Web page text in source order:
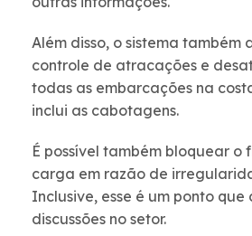
Além disso, o sistema também
controle de atracações e
todas as embarcações na
inclui as cabotagens.
É possível também bloquear o
carga em razão de
Inclusive, esse é um ponto que
discussões no setor.